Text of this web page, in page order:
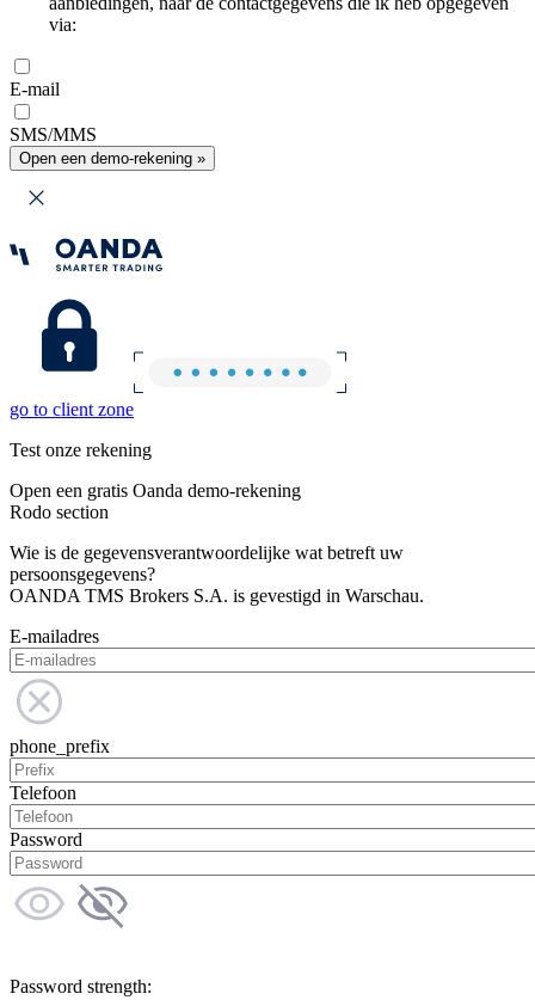
via:
E-mail
SMS/MMS
Open een demo-rekening »
go to client zone
Test onze rekening
Open een gratis Oanda demo-rekening
Rodo section
Wie is de gegevensverantwoordelijke wat betreft uw
persoonsgegevens?
OANDA TMS Brokers S.A. is gevestigd in Warschau.
E-mailadres
phone_prefix
Telefoon
Password
Password strength: